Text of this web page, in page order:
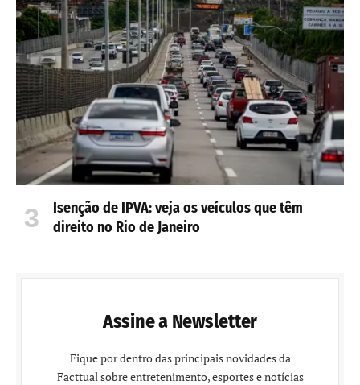
Isenção de IPVA: veja os veículos que têm
direito no Rio de Janeiro
Assine a Newsletter
Fique por dentro das principais novidades da
Facttual sobre entretenimento, esportes e notícias